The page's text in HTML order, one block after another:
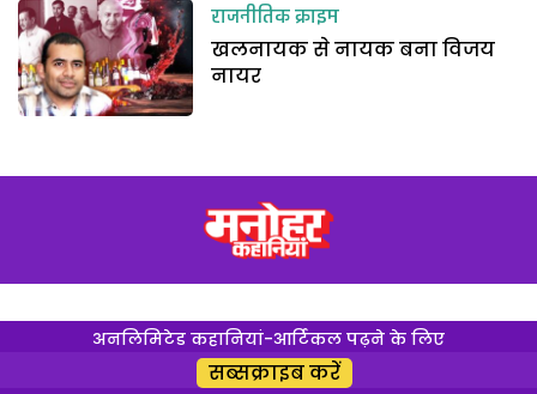
राजनीतिक क्राइम
खलनायक से नायक बना विजय
नायर
अनलिमिटेड कहानियां-आर्टिकल पढ़ने के लिए
सब्सक्राइब करें